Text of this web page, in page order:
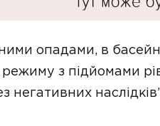
опадами, в
режиму з підйомами